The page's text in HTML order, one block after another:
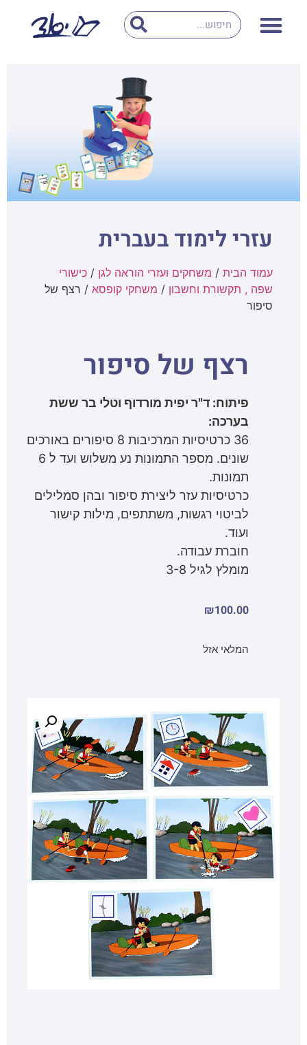
עזרי לימוד בעברית
עמוד הבית / משחקים ועזרי הוראה לגן / כישורי
שפה , תקשורת וחשבון / משחקי קופסא / רצף של
סיפור
רצף של סיפור
פיתוח: ד"ר יפית מורדוף וטלי בר ששת
בערכה:
36 כרטיסיות המרכיבות 8 סיפורים באורכים
שונים. מספר התמונות נע משלוש ועד ל 6
תמונות.
כרטיסיות עזר ליצירת סיפור ובהן סמלילים
לביטוי רגשות, משתתפים, מילות קישור
ועוד.
חוברת עבודה.
מומלץ לגיל 3-8
₪100.00
המלאי אזל